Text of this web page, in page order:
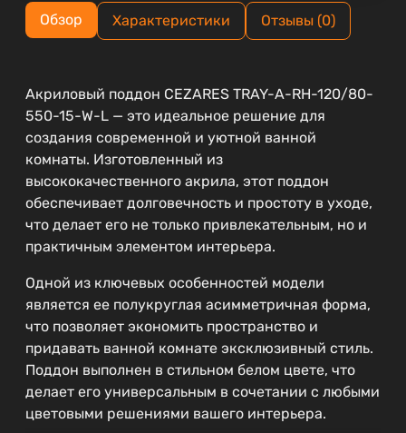
Обзор Характеристики Отзывы (0)
Акриловый поддон CEZARES TRAY-A-RH-120/80-
550-15-W-L — это идеальное решение для
создания современной и уютной ванной
комнаты. Изготовленный из
высококачественного акрила, этот поддон
обеспечивает долговечность и простоту в уходе,
что делает его не только привлекательным, но и
практичным элементом интерьера.
Одной из ключевых особенностей модели
является ее полукруглая асимметричная форма,
что позволяет экономить пространство и
придавать ванной комнате эксклюзивный стиль.
Поддон выполнен в стильном белом цвете, что
делает его универсальным в сочетании с любыми
цветовыми решениями вашего интерьера.